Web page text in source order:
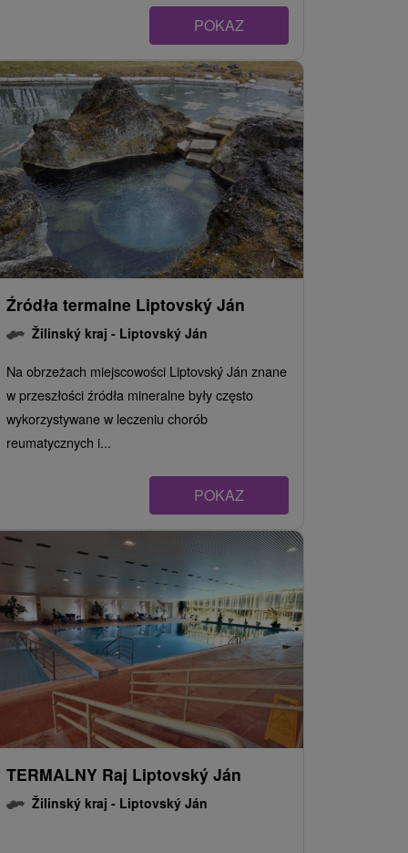
POKAZ
Źródła termalne Liptovský Ján
Žilinský kraj - Liptovský Ján
Na obrzeżach miejscowości Liptovský Ján znane
w przeszłości źródła mineralne były często
wykorzystywane w leczeniu chorób
reumatycznych i...
POKAZ
TERMALNY Raj Liptovský Ján
Žilinský kraj - Liptovský Ján